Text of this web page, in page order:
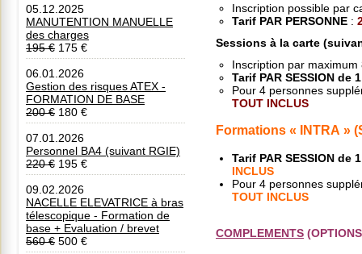
05.12.2025
MANUTENTION MANUELLE
des charges
195 € 175 €
06.01.2026
Gestion des risques ATEX -
FORMATION DE BASE
200 € 180 €
07.01.2026
Personnel BA4 (suivant RGIE)
220 € 195 €
09.02.2026
NACELLE ELEVATRICE à bras
télescopique - Formation de
base + Evaluation / brevet
560 € 500 €
Inscription possible par
Tarif PAR PERSONNE :
Sessions à la carte
Inscription par
Tarif PAR SESSION de
Pour 4 personnes
TOUT INCLUS
Formations « INTRA »
Tarif PAR SESSION de
INCLUS
Pour 4 personnes
TOUT INCLUS
COMPLEMENTS
r
n
n
e
n
:
o
e